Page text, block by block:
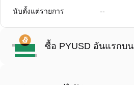
นับตั้งแต่รายการ --
ซื้อ PYUSD อันแรกบน